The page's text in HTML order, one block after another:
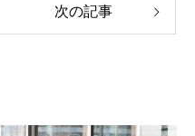
次の記事